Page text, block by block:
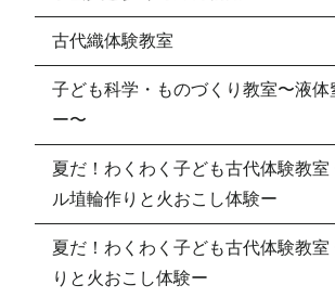
古代織体験教室
子ども科学・ものづくり教室〜液体
ー〜
夏だ！わくわく子ども古代体験教室
ル埴輪作りと火おこし体験ー
夏だ！わくわく子ども古代体験教室
りと火おこし体験ー